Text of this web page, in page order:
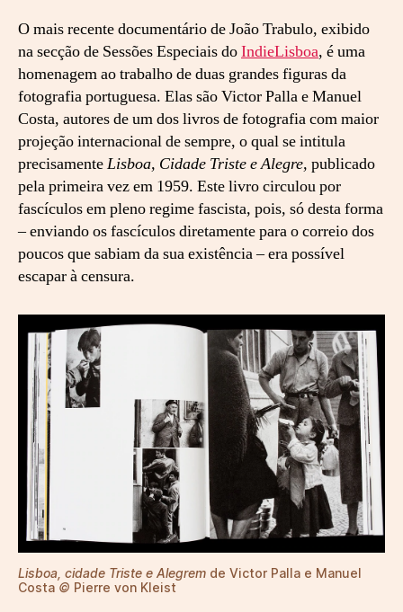
a
l
r
e
:
U
m
a
d
D
e
s
p
e
s
o
n
a
l
z
O mais recente documentário de João Trabulo, exibido
na secção de Sessões Especiais doIndieLisboa, é uma
homenagem ao trabalho de duas grandes figuras da
fotografia portuguesa. Elas são Victor Palla e Manuel
Costa, autores de um dos livros de fotografia com maior
projeção internacional de sempre, o qual se intitula
precisamenteLisboa, Cidade Triste e Alegre, publicado
pela primeira vez em 1959. Este livro circulou por
fascículos em pleno regime fascista, pois, só desta forma
– enviando os fascículos diretamente para o correio dos
poucos que sabiam da sua existência – era possível
escapar à censura.
Lisboa, cidade Triste e Alegrem de Victor Palla e Manuel
Costa © Pierre von Kleist